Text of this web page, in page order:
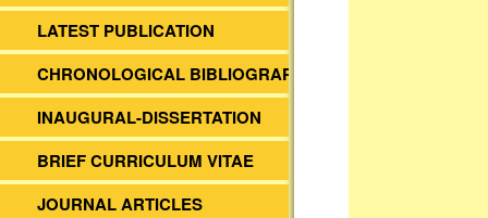
LATEST PUBLICATION
CHRONOLOGICAL BIBLIOGRAPHY
INAUGURAL-DISSERTATION
BRIEF CURRICULUM VITAE
JOURNAL ARTICLES